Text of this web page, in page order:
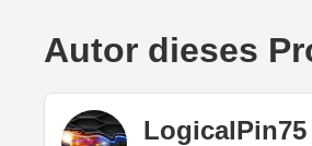
Autor dieses
LogicalPin75